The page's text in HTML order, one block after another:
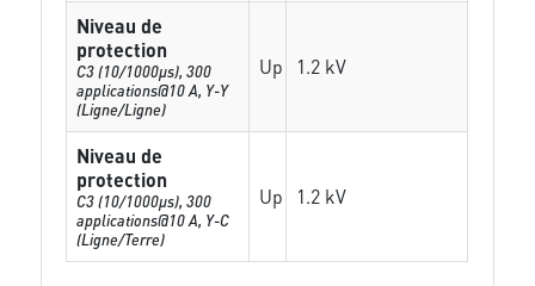
Niveau de
protection
C3 (10/1000μs), 300
applications@10 A, Y-Y
(Ligne/Ligne)
Up 1.2 kV
Niveau de
protection
C3 (10/1000μs), 300
applications@10 A, Y-C
(Ligne/Terre)
Up 1.2 kV